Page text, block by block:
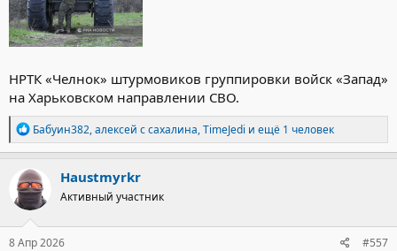
НРТК «Челнок» штурмовиков группировки войск «Запад»
на Харьковском направлении СВО.
Р
е
а
к
ц
и
и
:
Бабуин382,алексей с сахалина,TimeJedi и ещё 1 человек
Haustmyrkr
Активный участник
8 Апр 2026 #557